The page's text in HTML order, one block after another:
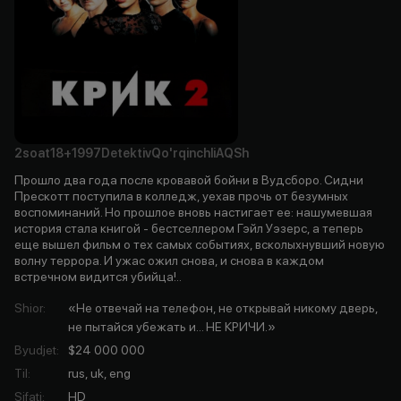
2soat18+1997 DetektivQo'rqinchliAQSh
Прошло два года после кровавой бойни в Вудсборо. Сидни
Прескотт поступила в колледж, уехав прочь от безумных
воспоминаний. Но прошлое вновь настигает ее: нашумевшая
история стала книгой - бестселлером Гэйл Уэзерс, а теперь
еще вышел фильм о тех самых событиях, всколыхнувший новую
волну террора. И ужас ожил снова, и снова в каждом
встречном видится убийца!..
Shior:
«Не отвечай на телефон, не открывай никому дверь,
не пытайся убежать и... НЕ КРИЧИ.»
Byudjet:
$24 000 000
Til:
rus, uk, eng
Sifati: HD